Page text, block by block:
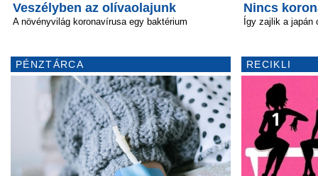
Veszélyben az olívaolajunk
A növényvilág koronavírusa egy baktérium
PÉNZTÁRCA
Nincs
Így zajlik a japán
RECIKLI